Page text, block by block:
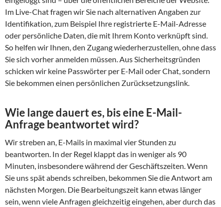
Im Live-Chat fragen wir Sie nach alternativen Angaben zur
Identifikation, zum Beispiel Ihre registrierte E-Mail-Adresse
oder persönliche Daten, die mit Ihrem Konto verknüpft sind.
So helfen wir Ihnen, den Zugang wiederherzustellen, ohne dass
Sie sich vorher anmelden müssen. Aus Sicherheitsgründen
schicken wir keine Passwörter per E-Mail oder Chat, sondern
Sie bekommen einen persönlichen Zurücksetzungslink.
Wie lange dauert es, bis eine E-Mail-
Anfrage beantwortet wird?
Wir streben an, E-Mails in maximal vier Stunden zu
beantworten. In der Regel klappt das in weniger als 90
Minuten, insbesondere während der Geschäftszeiten. Wenn
Sie uns spät abends schreiben, bekommen Sie die Antwort am
nächsten Morgen. Die Bearbeitungszeit kann etwas länger
sein, wenn viele Anfragen gleichzeitig eingehen, aber durch das